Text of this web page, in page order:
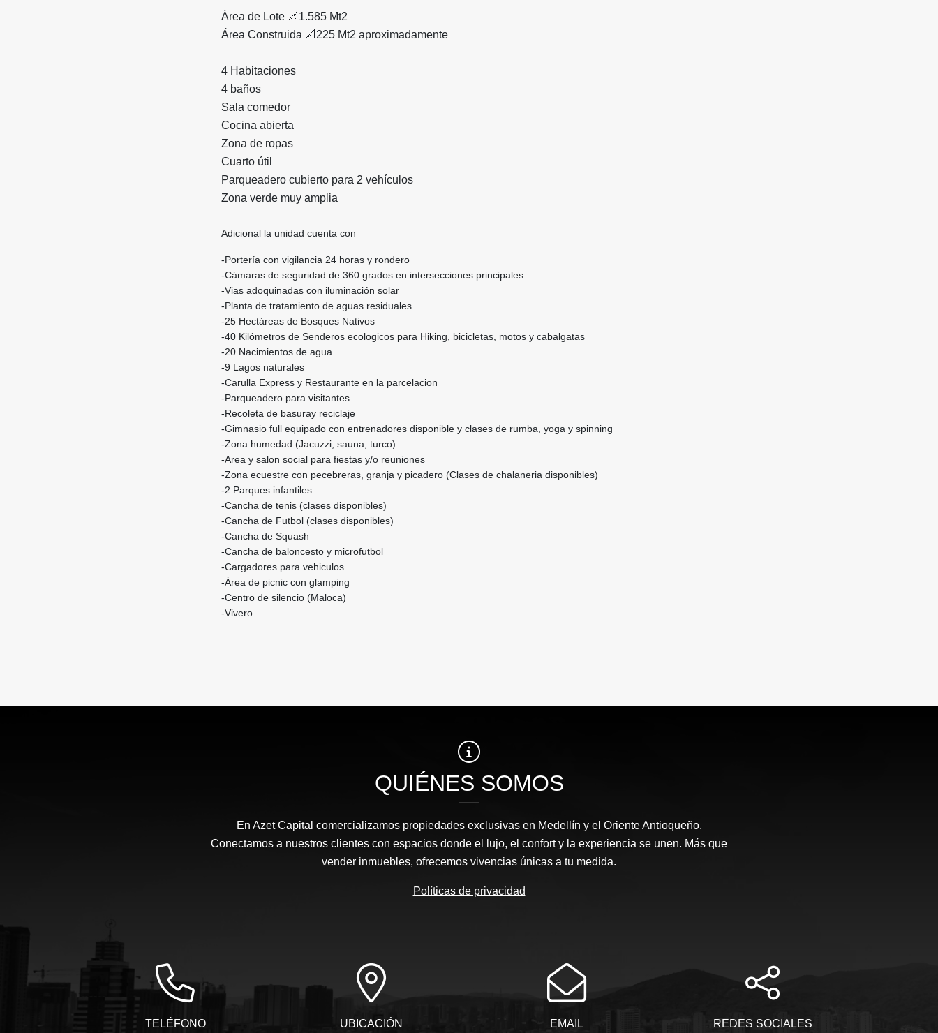
Área de Lote 📐1.585 Mt2
Área Construida 📐225 Mt2 aproximadamente
4 Habitaciones
4 baños
Sala comedor
Cocina abierta
Zona de ropas
Cuarto útil
Parqueadero cubierto para 2 vehículos
Zona verde muy amplia
Adicional la unidad cuenta con
-Portería con vigilancia 24 horas y rondero
-Cámaras de seguridad de 360 grados en intersecciones principales
-Vias adoquinadas con iluminación solar
-Planta de tratamiento de aguas residuales
-25 Hectáreas de Bosques Nativos
-40 Kilómetros de Senderos ecologicos para Hiking, bicicletas, motos y cabalgatas
-20 Nacimientos de agua
-9 Lagos naturales
-Carulla Express y Restaurante en la parcelacion
-Parqueadero para visitantes
-Recoleta de basuray reciclaje
-Gimnasio full equipado con entrenadores disponible y clases de rumba, yoga y spinning
-Zona humedad (Jacuzzi, sauna, turco)
-Area y salon social para fiestas y/o reuniones
-Zona ecuestre con pecebreras, granja y picadero (Clases de chalaneria disponibles)
-2 Parques infantiles
-Cancha de tenis (clases disponibles)
-Cancha de Futbol (clases disponibles)
-Cancha de Squash
-Cancha de baloncesto y microfutbol
-Cargadores para vehiculos
-Área de picnic con glamping
-Centro de silencio (Maloca)
-Vivero
QUIÉNES SOMOS
En Azet Capital comercializamos propiedades exclusivas en Medellín y el Oriente Antioqueño.
Conectamos a nuestros clientes con espacios donde el lujo, el confort y la experiencia se unen. Más que
vender inmuebles, ofrecemos vivencias únicas a tu medida.
Políticas de privacidad
TELÉFONO UBICACIÓN EMAIL REDES SOCIALES